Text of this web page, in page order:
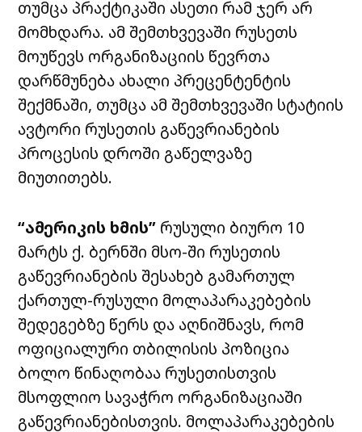
თუმცა პრაქტიკაში ასეთი რამ ჯერ არ
მომხდარა. ამ შემთხვევაში რუსეთს
მოუწევს ორგანიზაციის წევრთა
დარწმუნება ახალი პრეცენტენტის
შექმნაში, თუმცა ამ შემთხვევაში სტატიის
ავტორი რუსეთის გაწევრიანების
პროცესის დროში გაწელვაზე
მიუთითებს.
“ამერიკის ხმის” რუსული ბიურო 10
მარტს ქ. ბერნში მსო-ში რუსეთის
გაწევრიანების შესახებ გამართულ
ქართულ-რუსული მოლაპარაკებების
შედეგებზე წერს და აღნიშნავს, რომ
ოფიციალური თბილისის პოზიცია
ბოლო წინაღობაა რუსეთისთვის
მსოფლიო სავაჭრო ორგანიზაციაში
გაწევრიანებისთვის. მოლაპარაკებების